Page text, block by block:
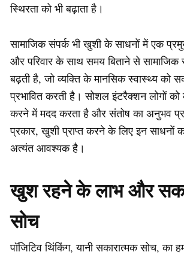
स्थिरता को भी बढ़ाता है।
सामाजिक संपर्क भी खुशी के साधनों में एक
और परिवार के साथ समय बिताने से सामाजिक
बढ़ती है, जो व्यक्ति के मानसिक स्वास्थ्य को
प्रभावित करती है। सोशल इंटरैक्शन लोगों
करने में मदद करता है और संतोष का अनुभव
प्रकार, खुशी प्राप्त करने के लिए इन साधनों
अत्यंत आवश्यक है।
खुश रहने के लाभ और
सोच
पॉजिटिव थिंकिंग, यानी सकारात्मक सोच, का